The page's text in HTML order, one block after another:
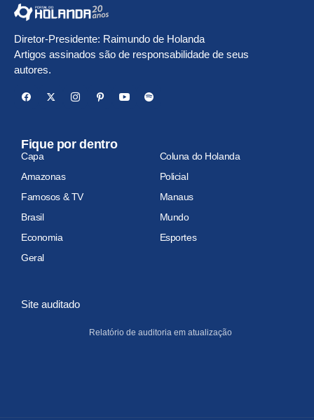
Diretor-Presidente: Raimundo de Holanda
Artigos assinados são de responsabilidade de seus
autores.
Fique por dentro
Capa
Coluna do Holanda
Amazonas
Policial
Famosos & TV
Manaus
Brasil
Mundo
Economia
Esportes
Geral
Site auditado
Relatório de auditoria em atualização